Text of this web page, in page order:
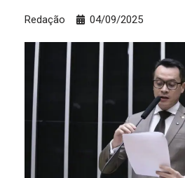
Redação 04/09/2025